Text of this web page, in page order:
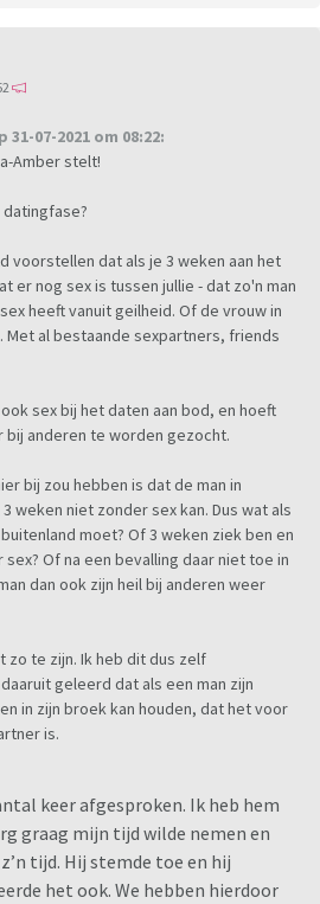
07-2021 om 08:22:
Amber stelt!
voorstellen dat als je 3 weken aan het
er nog sex is tussen jullie - dat zo'n man
heeft vanuit geilheid. Of de vrouw in
al bestaande sexpartners, friends
sex bij het daten aan bod, en hoeft
anderen te worden gezocht.
bij zou hebben is dat de man in
weken niet zonder sex kan. Dus wat als
moet? Of 3 weken ziek ben en
Of na een bevalling daar niet toe in
dan ook zijn heil bij anderen weer
zo te zijn. Ik heb dit dus zelf
geleerd dat als een man zijn
in zijn broek kan houden, dat het voor
is.
keer afgesproken. Ik heb hem
graag mijn tijd wilde nemen en
tijd. Hij stemde toe en hij
het ook. We hebben hierdoor